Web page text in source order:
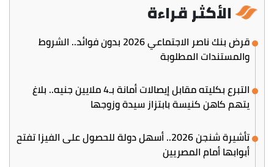
الأكثر قراءة
قرض بنك ناصر الاجتماعي 2026 بدون فوائد.. الشروط
والمستندات المطلوبة
التبرع بكليته مقابل إيصالات أمانة بـ4 ملايين جنيه.. بلاغ
يتهم كاهن كنيسة بابتزاز سيدة وزوجها
تأشيرة شنجن 2026.. أسهل دولة للحصول على الفيزا تفتح
أبوابها أمام المصريين